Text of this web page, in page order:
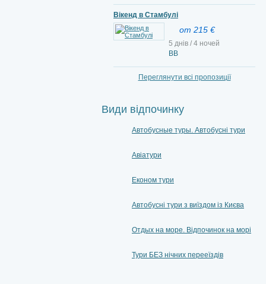
Вікенд в Стамбулі
от 215 €
5 днів / 4 ночей
ВВ
Переглянути всі пропозиції
Види відпочинку
Автобусные туры. Автобусні тури
Авіатури
Економ тури
Автобусні тури з виїздом із Києва
Отдых на море. Відпочинок на морі
Тури БЕЗ нічних перееїздів